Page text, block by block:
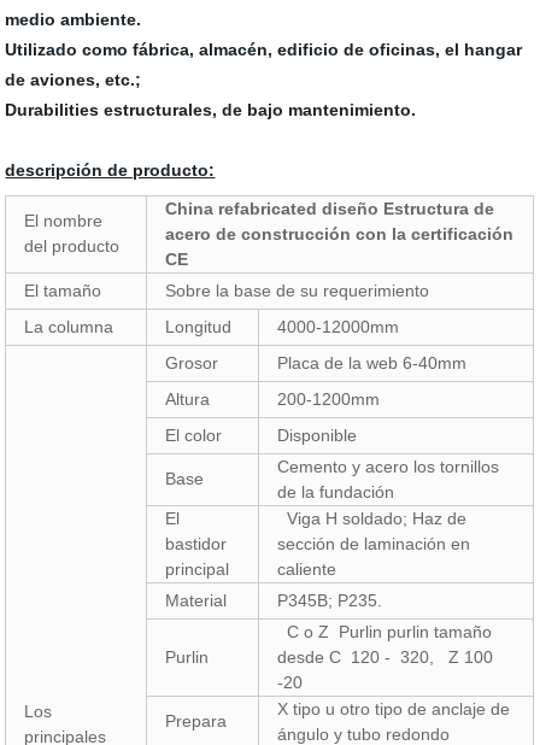
medio ambiente.
Utilizado como fábrica, almacén, edificio de oficinas, el hangar
de aviones, etc.;
Durabilities estructurales, de bajo mantenimiento.
descripción de producto:
El nombre
del producto
China refabricated diseño Estructura de
acero de construcción con la certificación
CE
El tamaño
Sobre la base de su requerimiento
La columna
Longitud 4000-12000mm
Los
principales
Grosor
Placa de la web 6-40mm
Altura
200-1200mm
El color
Disponible
Base
Cemento y acero los tornillos
de la fundación
El
bastidor
principal
Viga H soldado; Haz de
sección de laminación en
caliente
Material
P345B; P235.
Purlin
C o Z Purlin purlin tamaño
desde C 120 - 320, Z 100
-20
Prepara
X tipo u otro tipo de anclaje de
ángulo y tubo redondo